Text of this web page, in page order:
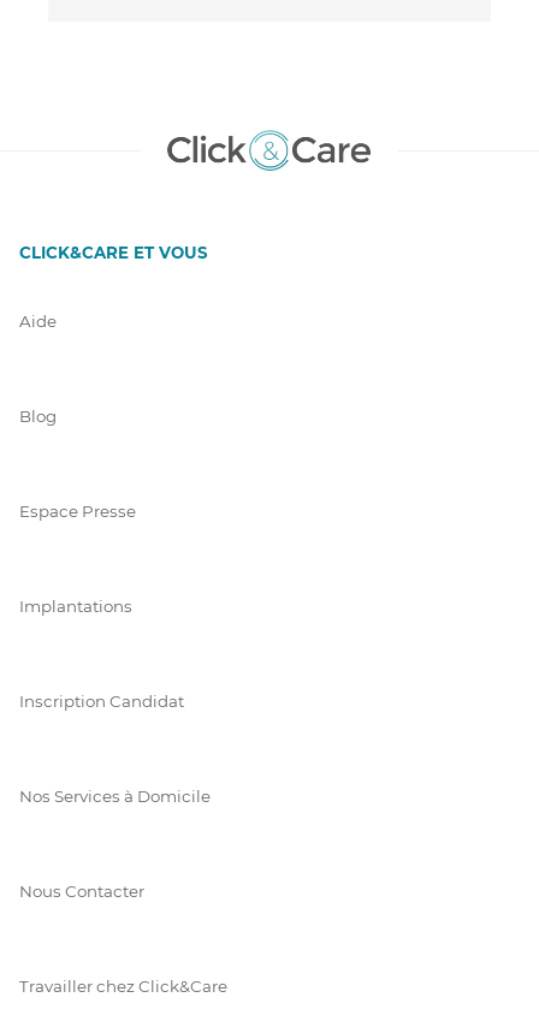
CLICK&CARE ET VOUS
Aide
Blog
Espace Presse
Implantations
Inscription Candidat
Nos Services à Domicile
Nous Contacter
Travailler chez Click&Care